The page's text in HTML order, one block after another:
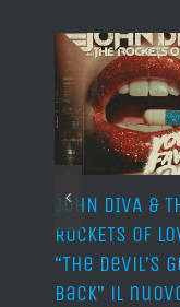
JOHN DIVA &
ROCKETS OF
“The Devil’s
Back” il